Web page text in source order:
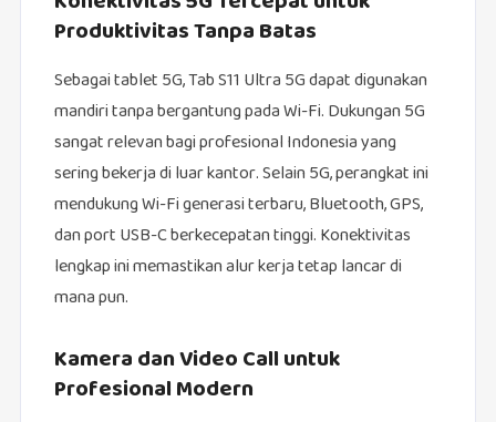
Produktivitas Tanpa Batas
Sebagai tablet 5G, Tab S11 Ultra 5G dapat digunakan
mandiri tanpa bergantung pada Wi-Fi. Dukungan 5G
sangat relevan bagi profesional Indonesia yang
sering bekerja di luar kantor. Selain 5G, perangkat ini
mendukung Wi-Fi generasi terbaru, Bluetooth, GPS,
dan port USB-C berkecepatan tinggi. Konektivitas
lengkap ini memastikan alur kerja tetap lancar di
mana pun.
Kamera dan Video Call untuk
Profesional Modern